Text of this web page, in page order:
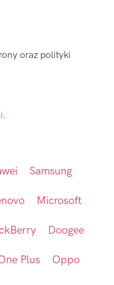
oraz polityki
Samsung
Microsoft
Doogee
Plus Oppo